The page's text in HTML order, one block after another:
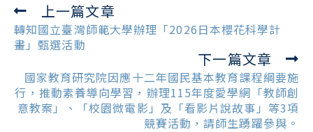
Read
more
articles
上一篇文章
轉知國立臺灣師範大學辦理「2026日本櫻花科學計
畫」甄選活動
下一篇文章
國家教育研究院因應十二年國民基本教育課程綱要施
行，推動素養導向學習，辦理115年度愛學網「教師創
意教案」、「校園微電影」及「看影片說故事」等3項
競賽活動，請師生踴躍參與。